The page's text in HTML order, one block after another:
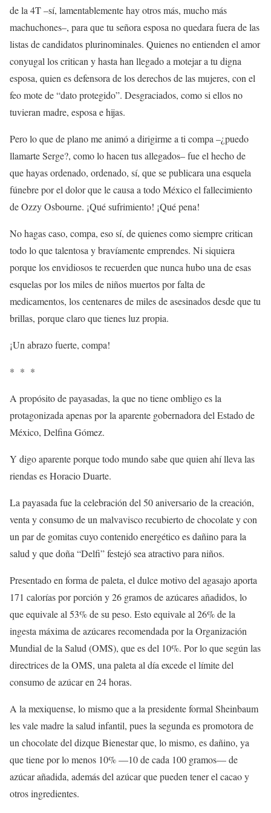
de la 4T –sí, lamentablemente hay otros más, mucho más
machuchones–, para que tu señora esposa no quedara fuera de las
listas de candidatos plurinominales. Quienes no entienden el amor
conyugal los critican y hasta han llegado a motejar a tu digna
esposa, quien es defensora de los derechos de las mujeres, con el
feo mote de “dato protegido”. Desgraciados, como si ellos no
tuvieran madre, esposa e hijas.
Pero lo que de plano me animó a dirigirme a ti compa –¿puedo
llamarte Serge?, como lo hacen tus allegados– fue el hecho de
que hayas ordenado, ordenado, sí, que se publicara una esquela
fúnebre por el dolor que le causa a todo México el fallecimiento
de Ozzy Osbourne. ¡Qué sufrimiento! ¡Qué pena!
No hagas caso, compa, eso sí, de quienes como siempre critican
todo lo que talentosa y bravíamente emprendes. Ni siquiera
porque los envidiosos te recuerden que nunca hubo una de esas
esquelas por los miles de niños muertos por falta de
medicamentos, los centenares de miles de asesinados desde que tu
brillas, porque claro que tienes luz propia.
¡Un abrazo fuerte, compa!
* * *
A propósito de payasadas, la que no tiene ombligo es la
protagonizada apenas por la aparente gobernadora del Estado de
México, Delfina Gómez.
Y digo aparente porque todo mundo sabe que quien ahí lleva las
riendas es Horacio Duarte.
La payasada fue la celebración del 50 aniversario de la creación,
venta y consumo de un malvavisco recubierto de chocolate y con
un par de gomitas cuyo contenido energético es dañino para la
salud y que doña “Delfi” festejó sea atractivo para niños.
Presentado en forma de paleta, el dulce motivo del agasajo aporta
171 calorías por porción y 26 gramos de azúcares añadidos, lo
que equivale al 53% de su peso. Esto equivale al 26% de la
ingesta máxima de azúcares recomendada por la Organización
Mundial de la Salud (OMS), que es del 10%. Por lo que según las
directrices de la OMS, una paleta al día excede el límite del
consumo de azúcar en 24 horas.
A la mexiquense, lo mismo que a la presidente formal Sheinbaum
les vale madre la salud infantil, pues la segunda es promotora de
un chocolate del dizque Bienestar que, lo mismo, es dañino, ya
que tiene por lo menos 10% —10 de cada 100 gramos— de
azúcar añadida, además del azúcar que pueden tener el cacao y
otros ingredientes.